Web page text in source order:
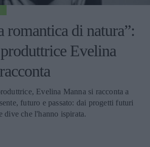
romantica di natura”:
Evelina
Evelina Manna si racconta a
futuro e passato: dai progetti futuri
dive che l'hanno ispirata.